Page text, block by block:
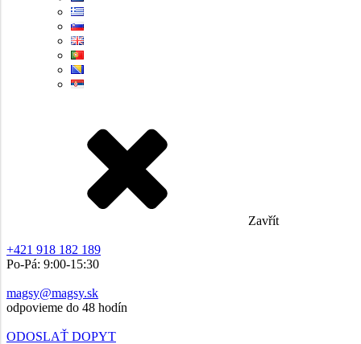
Zavřít
+421 918 182 189
Po-Pá: 9:00-15:30
magsy@magsy.sk
odpovieme do 48 hodín
ODOSLAŤ DOPYT